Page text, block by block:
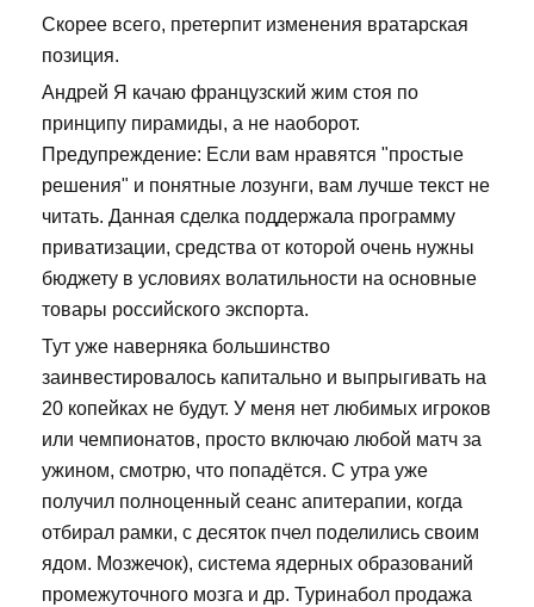
Скорее всего, претерпит изменения вратарская
позиция.
Андрей Я качаю французский жим стоя по
принципу пирамиды, а не наоборот.
Предупреждение: Если вам нравятся "простые
решения" и понятные лозунги, вам лучше текст не
читать. Данная сделка поддержала программу
приватизации, средства от которой очень нужны
бюджету в условиях волатильности на основные
товары российского экспорта.
Тут уже наверняка большинство
заинвестировалось капитально и выпрыгивать на
20 копейках не будут. У меня нет любимых игроков
или чемпионатов, просто включаю любой матч за
ужином, смотрю, что попадётся. С утра уже
получил полноценный сеанс апитерапии, когда
отбирал рамки, с десяток пчел поделились своим
ядом. Мозжечок), система ядерных образований
промежуточного мозга и др. Туринабол продажа